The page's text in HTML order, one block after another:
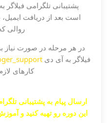
پشتیبانی تلگرامی
است بعد از دریافت
روالی
در هر مرحله در صورت نیاز
فیلاگر به آی دی
کارهای
برگزاری آنلاین این دوره به
ارسال پیام به پشتیبانی
این دوره رو تهیه کنید و